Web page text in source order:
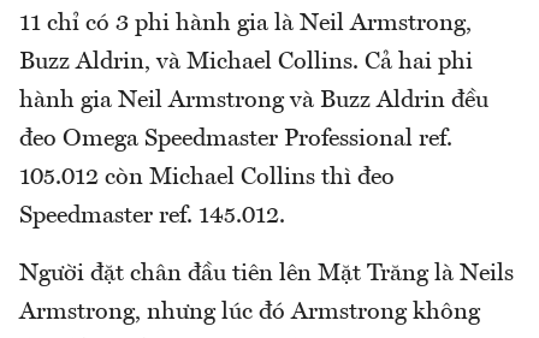
11 chỉ có 3 phi hành gia là Neil Armstrong,
Buzz Aldrin, và Michael Collins. Cả hai phi
hành gia Neil Armstrong và Buzz Aldrin đều
đeo Omega Speedmaster Professional ref.
105.012 còn Michael Collins thì đeo
Speedmaster ref. 145.012.
Người đặt chân đầu tiên lên Mặt Trăng là Neils
Armstrong, nhưng lúc đó Armstrong không